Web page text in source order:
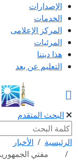
الإصدارات
الخدمات
المركز الإعلامى
المرئيات
هذا ديننا
التعليم عن بعد
البحث المتقدم
الرئيسية
الأخبار
مفتي